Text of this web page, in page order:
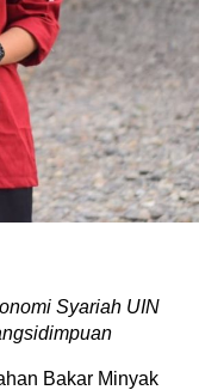
Syariah UIN
Bakar Minyak